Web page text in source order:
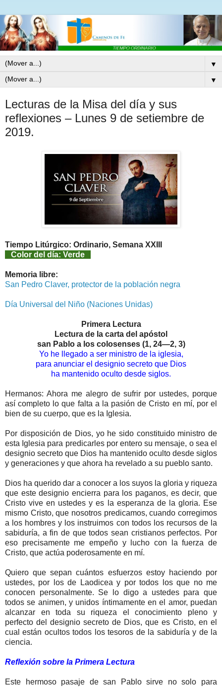
▼
▼
Lecturas de la Misa del día y sus
reflexiones – Lunes 9 de setiembre de
2019.
Tiempo Litúrgico: Ordinario, Semana XXIII
Color del día: Verde
Memoria libre:
San Pedro Claver, protector de la población negra
Día Universal del Niño (Naciones Unidas)
Primera Lectura
Lectura de la carta del apóstol
san Pablo a los colosenses (1, 24—2, 3)
Yo he llegado a ser ministro de la iglesia,
para anunciar el designio secreto que Dios
ha mantenido oculto desde siglos.
Hermanos: Ahora me alegro de sufrir por ustedes, porque
así completo lo que falta a la pasión de Cristo en mí, por el
bien de su cuerpo, que es la Iglesia.
Por disposición de Dios, yo he sido constituido ministro de
esta Iglesia para predicarles por entero su mensaje, o sea el
designio secreto que Dios ha mantenido oculto desde siglos
y generaciones y que ahora ha revelado a su pueblo santo.
Dios ha querido dar a conocer a los suyos la gloria y riqueza
que este designio encierra para los paganos, es decir, que
Cristo vive en ustedes y es la esperanza de la gloria. Ese
mismo Cristo, que nosotros predicamos, cuando corregimos
a los hombres y los instruimos con todos los recursos de la
sabiduría, a fin de que todos sean cristianos perfectos. Por
eso precisamente me empeño y lucho con la fuerza de
Cristo, que actúa poderosamente en mí.
Quiero que sepan cuántos esfuerzos estoy haciendo por
ustedes, por los de Laodicea y por todos los que no me
conocen personalmente. Se lo digo a ustedes para que
todos se animen, y unidos íntimamente en el amor, puedan
alcanzar en toda su riqueza el conocimiento pleno y
perfecto del designio secreto de Dios, que es Cristo, en el
cual están ocultos todos los tesoros de la sabiduría y de la
ciencia.
Reflexión sobre la Primera Lectura
Este hermoso pasaje de san Pablo sirve no solo para